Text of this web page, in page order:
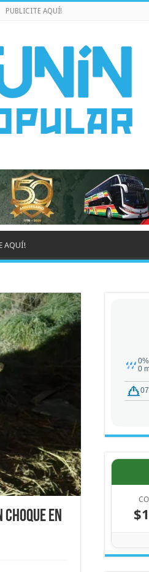
PUBLICITE AQUÍ!
AQUÍ!
en